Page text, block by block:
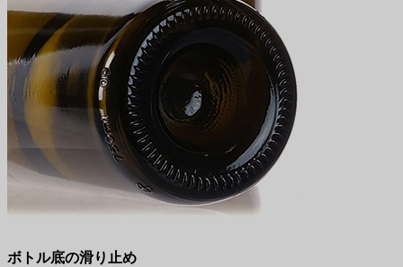
ボトル底の滑り止め